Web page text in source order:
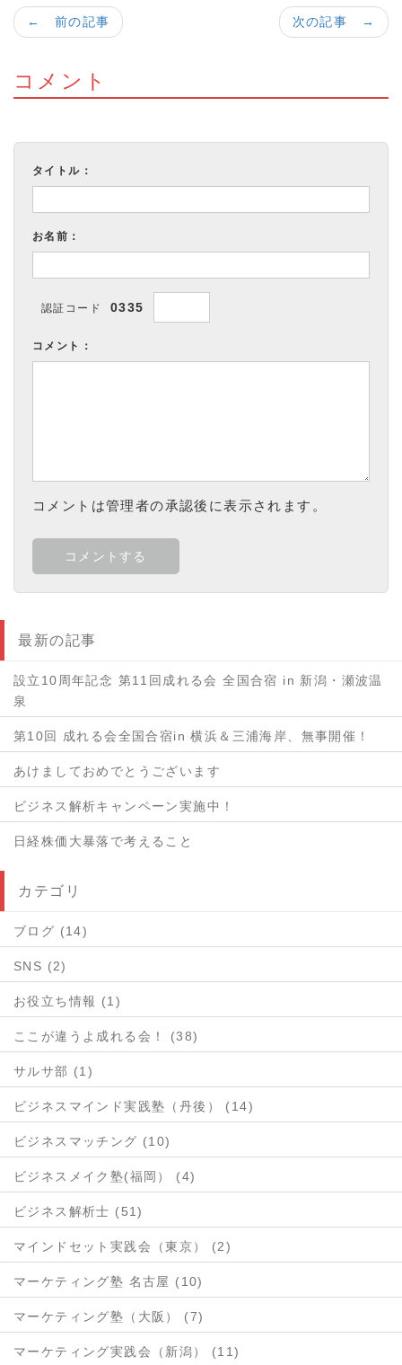
次の記事 →
← 前の記事
コメント
タイトル：
お名前：
認証コード 0335
コメント：
コメントは管理者の承認後に表示されます。
最新の記事
設立10周年記念 第11回成れる会 全国合宿 in 新潟・瀬波温
泉
第10回 成れる会全国合宿in 横浜＆三浦海岸、無事開催！
あけましておめでとうございます
ビジネス解析キャンペーン実施中！
日経株価大暴落で考えること
カテゴリ
ブログ (14)
SNS (2)
お役立ち情報 (1)
ここが違うよ成れる会！ (38)
サルサ部 (1)
ビジネスマインド実践塾（丹後） (14)
ビジネスマッチング (10)
ビジネスメイク塾(福岡） (4)
ビジネス解析士 (51)
マインドセット実践会（東京） (2)
マーケティング塾 名古屋 (10)
マーケティング塾（大阪） (7)
マーケティング実践会（新潟） (11)